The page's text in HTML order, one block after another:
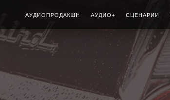
АУДИОПРОДАКШН АУДИО+ СЦЕНАРИИ